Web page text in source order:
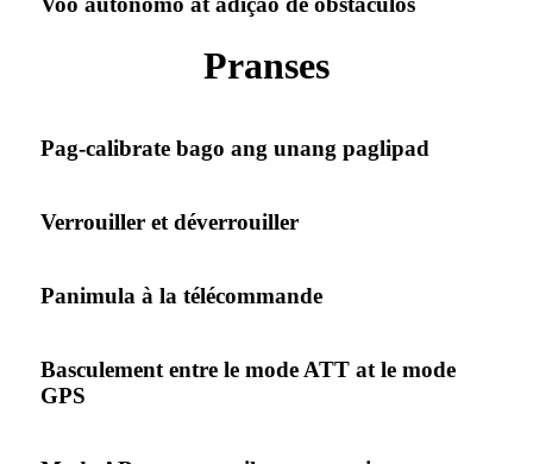
Pranses
Pag-calibrate bago ang unang paglipad
Verrouiller et déverrouiller
Panimula à la télécommande
Basculement entre le mode ATT at le mode
GPS